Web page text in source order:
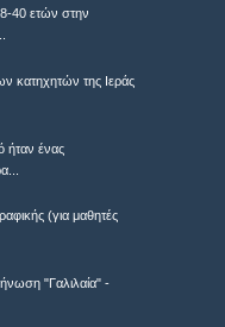
40 ετών στην
κατηχητών της Ιεράς
ήταν ένας
(για μαθητές
"Γαλιλαία" -